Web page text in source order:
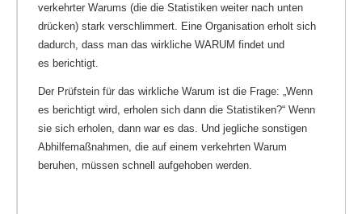
verkehrter Warums (die die Statistiken weiter nach unten
drücken) stark verschlimmert. Eine Organisation erholt sich
dadurch, dass man das wirkliche WARUM findet und
es berichtigt.
Der Prüfstein für das wirkliche Warum ist die Frage: „Wenn
es berichtigt wird, erholen sich dann die Statistiken?“ Wenn
sie sich erholen, dann war es das. Und jegliche sonstigen
Abhilfemaßnahmen, die auf einem verkehrten Warum
beruhen, müssen schnell aufgehoben werden.